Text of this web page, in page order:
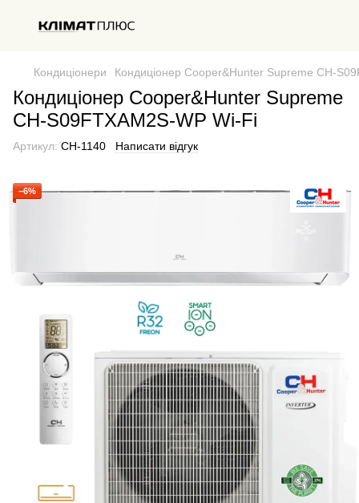
Кондиціонери Кондиціонер Cooper&Hunter Supreme CH-
Кондиціонер Cooper&Hunter Supreme
CH-S09FTXAM2S-WP Wi-Fi
Артикул: CH-1140 Написати відгук
−6%